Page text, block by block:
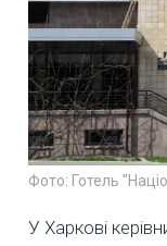
Фото: Готель
У Харкові